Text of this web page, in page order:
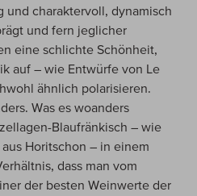
und charaktervoll, dynamisch
und fern jeglicher
eine schlichte Schönheit,
auf – wie Entwürfe von Le
ähnlich polarisieren.
Was es woanders
Blaufränkisch – wie
Horitschon – in einem
dass man vom
der besten Weinwerte der